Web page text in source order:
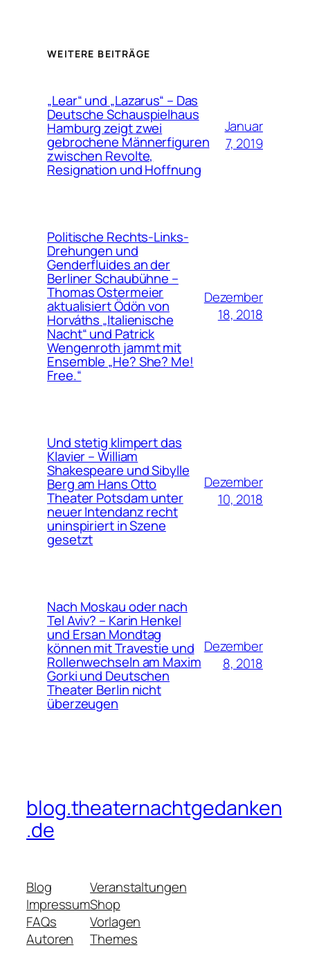
WEITERE BEITRÄGE
„Lear“ und „Lazarus“ – Das
Deutsche Schauspielhaus
Hamburg zeigt zwei
gebrochene Männerfiguren
zwischen Revolte,
Resignation und Hoffnung
Januar
7, 2019
Politische Rechts-Links-
Drehungen und
Genderfluides an der
Berliner Schaubühne –
Thomas Ostermeier
aktualisiert Ödön von
Horváths „Italienische
Nacht“ und Patrick
Wengenroth jammt mit
Ensemble „He? She? Me!
Free.“
Dezember
18, 2018
Und stetig klimpert das
Klavier – William
Shakespeare und Sibylle
Berg am Hans Otto
Theater Potsdam unter
neuer Intendanz recht
uninspiriert in Szene
gesetzt
Dezember
10, 2018
Nach Moskau oder nach
Tel Aviv? – Karin Henkel
und Ersan Mondtag
können mit Travestie und
Rollenwechseln am Maxim
Gorki und Deutschen
Theater Berlin nicht
überzeugen
Dezember
8, 2018
blog.theaternachtgedanken
.de
Blog
Impressum
FAQs
Autoren
Veranstaltungen
Shop
Vorlagen
Themes